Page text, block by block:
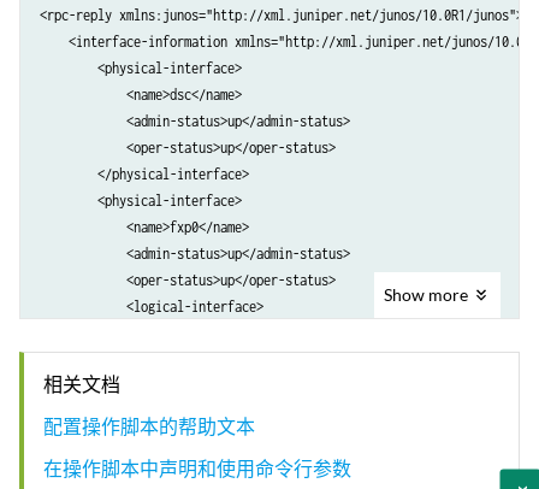
<rpc-reply xmlns:junos="http://xml.juniper.net/junos/10.0R1/junos">
<interface-information xmlns="http://xml.juniper.net/junos/
<physical-interface>
<name>dsc</name>
<admin-status>up</admin-status>
<oper-status>up</oper-status>
</physical-interface>
<physical-interface>
<name>fxp0</name>
<admin-status>up</admin-status>
<oper-status>up</oper-status>
<logical-interface>
<oper-status>up</oper-status>
...
Show more
相关文档
配置操作脚本的帮助文本
在操作脚本中声明和使用命令行参数